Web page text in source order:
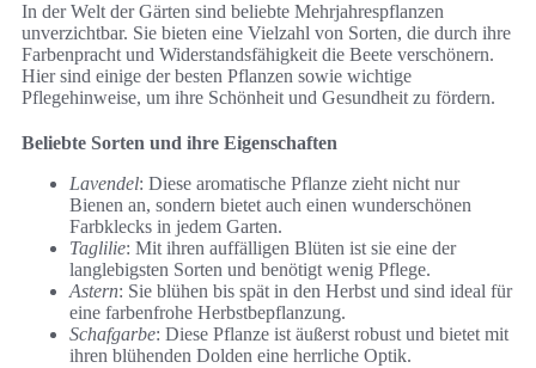
In der Welt der Gärten sind beliebte Mehrjahrespflanzen
unverzichtbar. Sie bieten eine Vielzahl von Sorten, die durch ihre
Farbenpracht und Widerstandsfähigkeit die Beete verschönern.
Hier sind einige der besten Pflanzen sowie wichtige
Pflegehinweise, um ihre Schönheit und Gesundheit zu fördern.
Beliebte Sorten und ihre Eigenschaften
Lavendel: Diese aromatische Pflanze zieht nicht nur
Bienen an, sondern bietet auch einen wunderschönen
Farbklecks in jedem Garten.
Taglilie: Mit ihren auffälligen Blüten ist sie eine der
langlebigsten Sorten und benötigt wenig Pflege.
Astern: Sie blühen bis spät in den Herbst und sind ideal für
eine farbenfrohe Herbstbepflanzung.
Schafgarbe: Diese Pflanze ist äußerst robust und bietet mit
ihren blühenden Dolden eine herrliche Optik.